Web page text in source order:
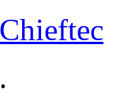
Chieftec